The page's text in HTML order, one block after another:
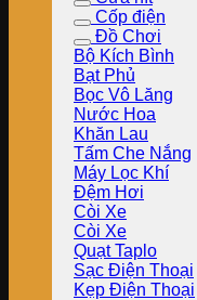
Cốp điện
Đồ Chơi
Bộ Kích Bình
Bạt Phủ
Bọc Vô Lăng
Nước Hoa
Khăn Lau
Tấm Che Nắng
Máy Lọc Khí
Đệm Hơi
Còi Xe
Còi Xe
Quạt Taplo
Sạc Điện Thoại
Kẹp Điện Thoại